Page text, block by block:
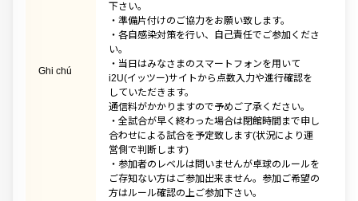
Ghi chú
下さい。
・準備片付けのご協力をお願い致します。
・各自感染対策を行い、自己責任でご参加くださ
い。
・当日はみなさまのスマートフォンを用いて
i2U(イッツー)サイトから点数入力や進行確認を
していただきます。
通信料がかかりますので予めご了承ください。
・全試合が早く終わった場合は閉館時間まで申し
合わせによる試合を予定致します(状況により運
営側で判断します)
・参加者のレベルは問いませんが卓球のルールを
ご存知ない方はご参加出来ません。参加ご希望の
方はルール確認の上ご参加下さい。